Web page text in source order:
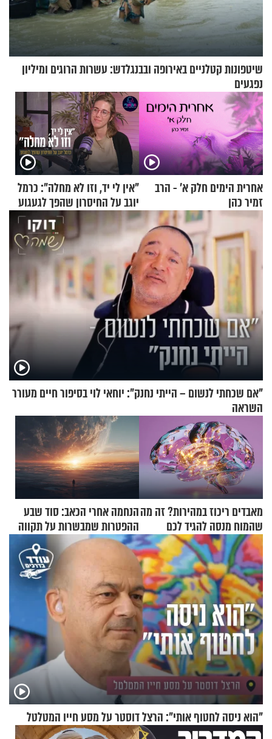
שיטפונות קטלניים באירופה ובבנגלדש: עשרות הרוגים ומיליון
נפגעים
אחרית הימים חלק א’ - הרב
זמיר כהן
"אין לי יד, וזו לא מחלה": כרמל
יוגב על החיסרון שהפך לגעגוע
"אם שכחתי לנשום – הייתי נחנק": יוחאי לוי בסיפור חיים מעורר
השראה
מאבדים ריכוז במהירות? זה מה
שהמוח מנסה להגיד לכם
הנחמה אחרי הכאב: סוד שבע
ההפטרות שמבשרות על תקווה
וגאולה
"הוא ניסה לחטוף אותי": הרצל דוסטר על מסע חייו המטלטל